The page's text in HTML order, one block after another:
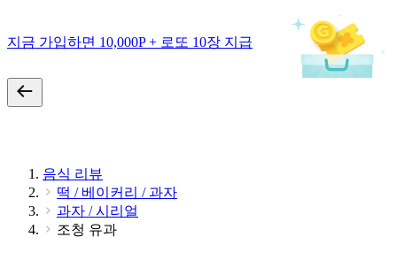
지금 가입하면 10,000P + 로또 10장 지급
음식 리뷰
떡 / 베이커리 / 과자
과자 / 시리얼
조청 유과